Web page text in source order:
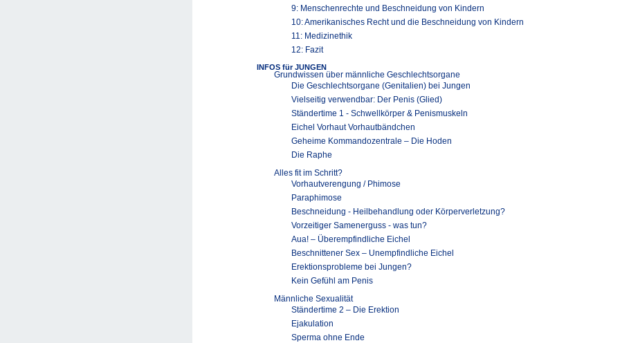
9: Menschenrechte und Beschneidung von Kindern
10: Amerikanisches Recht und die Beschneidung von Kindern
11: Medizinethik
12: Fazit
INFOS für JUNGEN
Grundwissen über männliche Geschlechtsorgane
Die Geschlechtsorgane (Genitalien) bei Jungen
Vielseitig verwendbar: Der Penis (Glied)
Ständertime 1 - Schwellkörper & Penismuskeln
Eichel Vorhaut Vorhautbändchen
Geheime Kommandozentrale – Die Hoden
Die Raphe
Alles fit im Schritt?
Vorhautverengung / Phimose
Paraphimose
Beschneidung - Heilbehandlung oder Körperverletzung?
Vorzeitiger Samenerguss - was tun?
Aua! – Überempfindliche Eichel
Beschnittener Sex – Unempfindliche Eichel
Erektionsprobleme bei Jungen?
Kein Gefühl am Penis
Männliche Sexualität
Ständertime 2 – Die Erektion
Ejakulation
Sperma ohne Ende